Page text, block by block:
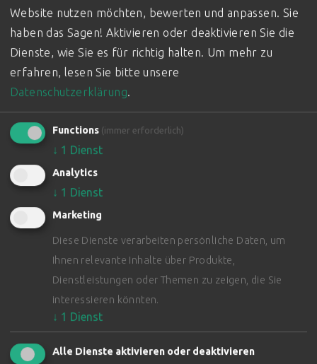
SERIE 64
SERIE 85
Website nutzen möchten, bewerten und anpassen. Sie
haben das Sagen! Aktivieren oder deaktivieren Sie die
Dienste, wie Sie es für richtig halten. Um mehr zu
erfahren, lesen Sie bitte unsere
Datenschutzerklärung.
Functions (immer erforderlich)
↓ 1 Dienst
Analytics
↓ 1 Dienst
Marketing
Diese Dienste verarbeiten persönliche Daten, um
Ihnen relevante Inhalte über Produkte,
Dienstleistungen oder Themen zu zeigen, die Sie
interessieren könnten.
↓ 1 Dienst
Alle Dienste aktivieren oder deaktivieren